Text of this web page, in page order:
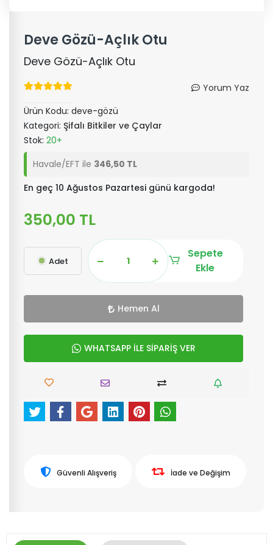
Deve Gözü-Açlık Otu
Deve Gözü-Açlık Otu
Yorum Yaz
Ürün Kodu: deve-gözü
Kategori: Şifalı Bitkiler ve Çaylar
Stok: 20+
Havale/EFT ile 346,50 TL
En geç 10 Ağustos Pazartesi günü kargoda!
350,00 TL
Adet
Sepete
Ekle
Hemen Al
WHATSAPP İLE SİPARİŞ VER
Güvenli Alışveriş İade ve Değişim